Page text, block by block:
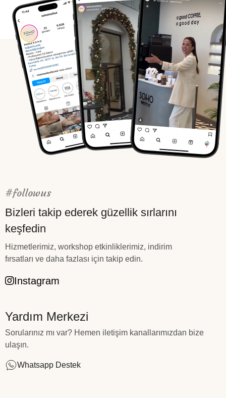
#followus
Bizleri takip ederek güzellik sırlarını
keşfedin
Hizmetlerimiz, workshop etkinliklerimiz, indirim
fırsatları ve daha fazlası için takip edin.
Instagram
Yardım Merkezi
Sorularınız mı var? Hemen iletişim kanallarımızdan bize
ulaşın.
Whatsapp Destek